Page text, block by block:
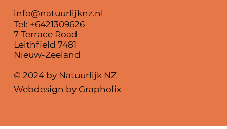
info@natuurlijknz.nl
Tel: +6421309626
7 Terrace Road
Leithfield 7481
Nieuw-Zeeland
© 2024 by Natuurlijk NZ
Webdesign by Grapholix